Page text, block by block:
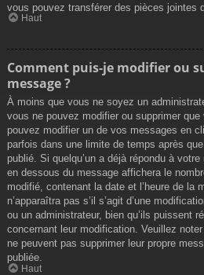
vous pouvez transférer des pièces jointes
Haut
Comment puis-je modifier ou
message ?
À moins que vous ne soyez un
vous ne pouvez modifier ou supprimer
pouvez modifier un de vos messages en
parfois dans une limite de temps après
publié. Si quelqu’un a déjà répondu à
en dessous du message affichera le
modifié, contenant la date et l’heure de la
n’apparaîtra pas s’il s’agit d’une
ou un administrateur, bien qu’ils puissent
concernant leur modification. Veuillez
ne peuvent pas supprimer leur propre
publiée.
Haut